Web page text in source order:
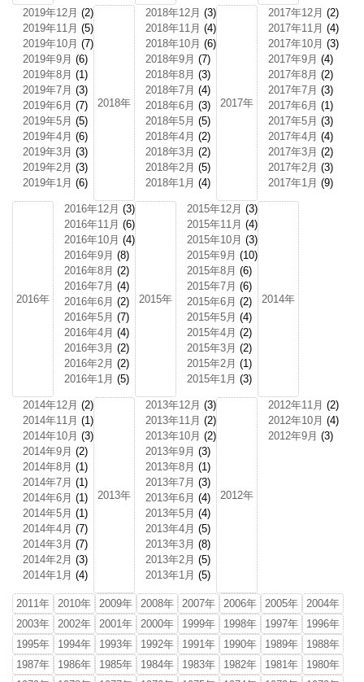
2019年12月 (2)
2019年11月 (5)
2019年10月 (7)
2019年9月 (6)
2019年8月 (1)
2019年7月 (3)
2019年6月 (7)
2019年5月 (5)
2019年4月 (6)
2019年3月 (3)
2019年2月 (3)
2019年1月 (6)
2018年
2018年12月 (3)
2018年11月 (4)
2018年10月 (6)
2018年9月 (7)
2018年8月 (3)
2018年7月 (4)
2018年6月 (3)
2018年5月 (5)
2018年4月 (2)
2018年3月 (2)
2018年2月 (5)
2018年1月 (4)
2017年
2017年12月 (2)
2017年11月 (4)
2017年10月 (3)
2017年9月 (4)
2017年8月 (2)
2017年7月 (3)
2017年6月 (1)
2017年5月 (3)
2017年4月 (4)
2017年3月 (2)
2017年2月 (3)
2017年1月 (9)
2016年
2016年12月 (3)
2016年11月 (6)
2016年10月 (4)
2016年9月 (8)
2016年8月 (2)
2016年7月 (4)
2016年6月 (2)
2016年5月 (7)
2016年4月 (4)
2016年3月 (2)
2016年2月 (2)
2016年1月 (5)
2015年
2015年12月 (3)
2015年11月 (4)
2015年10月 (3)
2015年9月 (10)
2015年8月 (6)
2015年7月 (6)
2015年6月 (2)
2015年5月 (4)
2015年4月 (2)
2015年3月 (2)
2015年2月 (1)
2015年1月 (3)
2014年
2014年12月 (2)
2014年11月 (1)
2014年10月 (3)
2014年9月 (2)
2014年8月 (1)
2014年7月 (1)
2014年6月 (1)
2014年5月 (1)
2014年4月 (7)
2014年3月 (7)
2014年2月 (3)
2014年1月 (4)
2013年
2013年12月 (3)
2013年11月 (2)
2013年10月 (2)
2013年9月 (3)
2013年8月 (1)
2013年7月 (3)
2013年6月 (4)
2013年5月 (4)
2013年4月 (5)
2013年3月 (8)
2013年2月 (5)
2013年1月 (5)
2012年
2012年11月 (2)
2012年10月 (4)
2012年9月 (3)
2011年 2010年 2009年 2008年 2007年 2006年 2005年
2004年
2003年
2002年 2001年 2000年 1999年 1998年 1997年
1996年
1995年
1994年 1993年 1992年 1991年 1990年 1989年
1988年
1987年
1986年 1985年 1984年 1983年 1982年 1981年
1980年